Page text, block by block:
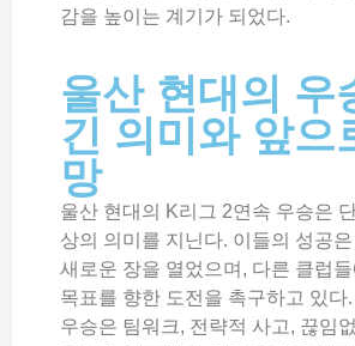
감을 높이는 계기가 되었다.
울산 현대의 우
긴 의미와 앞으
망
울산 현대의 K리그 2연속 우승은
상의 의미를 지닌다. 이들의 성공은
새로운 장을 열었으며, 다른 클럽
목표를 향한 도전을 촉구하고 있다.
우승은 팀워크, 전략적 사고, 끊임